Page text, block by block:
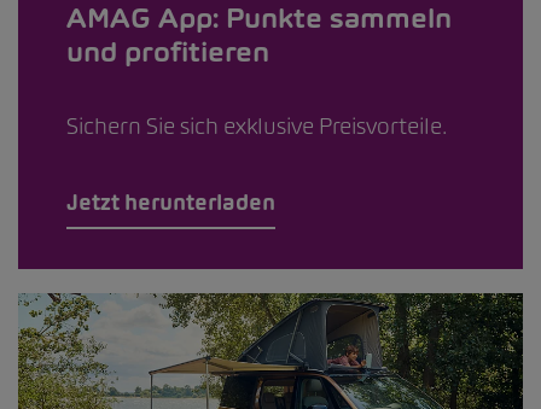
AMAG App: Punkte sammeln
und profitieren
Sichern Sie sich exklusive Preisvorteile.
Jetzt herunterladen